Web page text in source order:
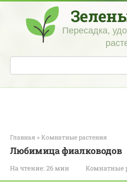
Перейти
контенту
Пересадка,
Поиск:
Главная » Комнатные растения
Любимица фиалководов
На чтение: 26 мин Комнатные